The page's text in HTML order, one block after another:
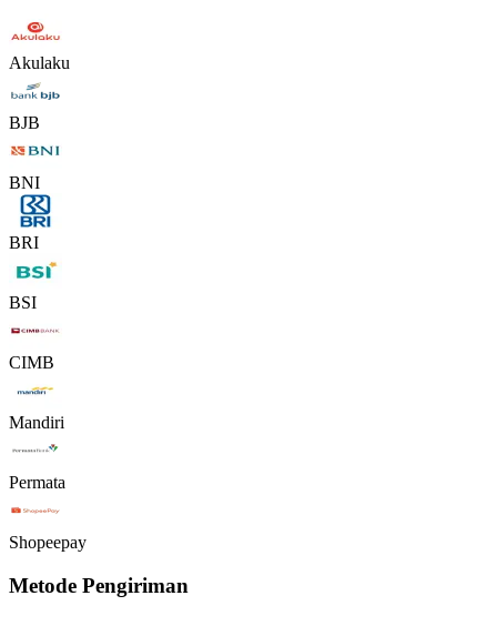
Akulaku
BJB
BNI
BRI
BSI
CIMB
Mandiri
Permata
Shopeepay
Metode Pengiriman